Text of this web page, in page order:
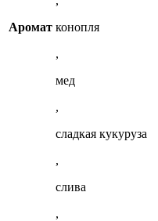
Аромат конопля
,
мед
,
сладкая кукуруза
,
слива
,